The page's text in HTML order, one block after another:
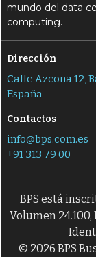
mundo del data
computing.
Dirección
Calle Azcona 12,
España
Contactos
info@bps.com.es
+91 313 79 00
BPS está
Volumen
© 2026 BPS